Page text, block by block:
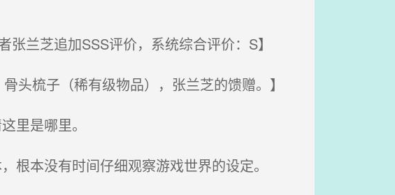
兰芝追加SSS评价，系统综合评价：S】
梳子（稀有级物品），张兰芝的馈赠。】
里是哪里。
本没有时间仔细观察游戏世界的设定。